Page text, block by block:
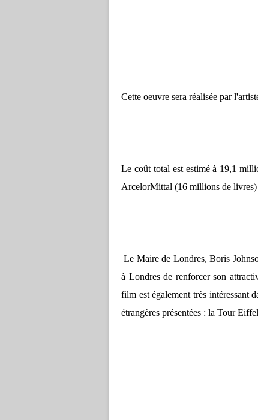
Cette oeuvre sera réalisée par
Le coût total est estimé à 19,1
ArcelorMittal (16 millions de livres)
Le Maire de Londres, Boris
à Londres de renforcer son
film est également très intéressant
étrangères présentées : la Tour